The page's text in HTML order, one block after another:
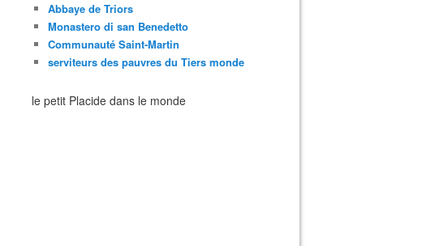
Abbaye de Triors
Monastero di san Benedetto
Communauté Saint-Martin
serviteurs des pauvres du Tiers monde
le petit Placide dans le monde